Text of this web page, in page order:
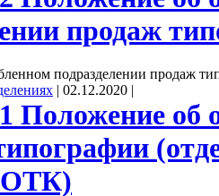
продаж
подразделении продаж
| 02.12.2020 |
Положение об
ОТК)